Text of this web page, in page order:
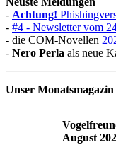
- Achtung!
- #4 - Newsletter vom
- die COM-Novellen
- Nero Perla als neue
Unser Monatsmagazin
August